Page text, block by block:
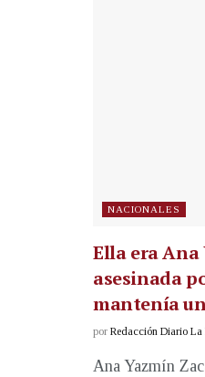
NACIONALES
Ella era Ana
asesinada
mantenía
por Redacción Diario La
Ana Yazmín